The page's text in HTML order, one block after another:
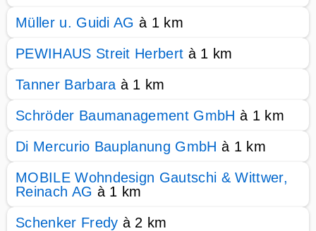
Müller u. Guidi AG à 1 km
PEWIHAUS Streit Herbert à 1 km
Tanner Barbara à 1 km
Schröder Baumanagement GmbH à 1 km
Di Mercurio Bauplanung GmbH à 1 km
MOBILE Wohndesign Gautschi & Wittwer,
Reinach AG à 1 km
Schenker Fredy à 2 km